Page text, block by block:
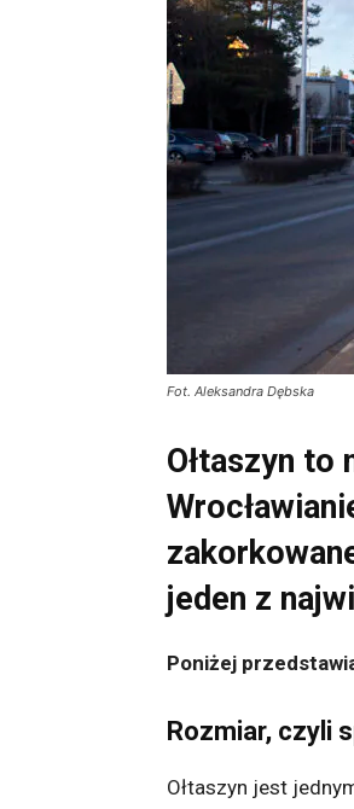
Fot. Aleksandra Dębska
Ołtaszyn to
jeden z
Poniżej
Rozmiar, czyli
Ołtaszyn jest